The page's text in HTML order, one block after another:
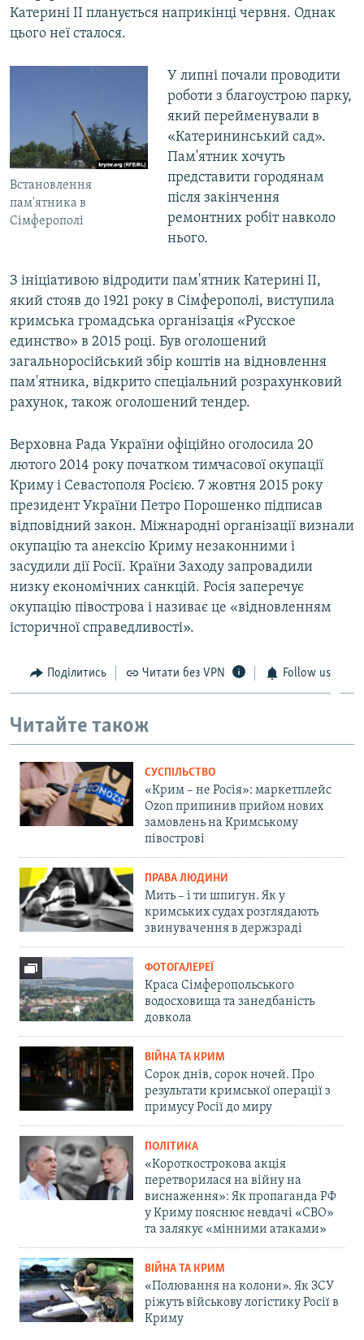
Катерині II планується наприкінці червня. Однак
цього неї сталося.
Встановлення
пам'ятника в
Сімферополі
У липні почали проводити
роботи з благоустрою парку,
який перейменували в
«Катерининський сад».
Пам'ятник хочуть
представити городянам
після закінчення
ремонтних робіт навколо
нього.
З ініціативою відродити пам'ятник Катерині II,
який стояв до 1921 року в Сімферополі, виступила
кримська громадська організація «Русское
единство» в 2015 році. Був оголошений
загальноросійський збір коштів на відновлення
пам'ятника, відкрито спеціальний розрахунковий
рахунок, також оголошений тендер.
Верховна Рада України офіційно оголосила 20
лютого 2014 року початком тимчасової окупації
Криму і Севастополя Росією. 7 жовтня 2015 року
президент України Петро Порошенко підписав
відповідний закон. Міжнародні організації визнали
окупацію та анексію Криму незаконними і
засудили дії Росії. Країни Заходу запровадили
низку економічних санкцій. Росія заперечує
окупацію півострова і називає це «відновленням
історичної справедливості».
Поділитись Читати без VPN Follow us
Читайте також
СУСПІЛЬСТВО
«Крим – не Росія»: маркетплейс
Ozon припинив прийом нових
замовлень на Кримському
півострові
ПРАВА ЛЮДИНИ
Мить – і ти шпигун. Як у
кримських судах розглядають
звинувачення в держзраді
ФОТОГАЛЕРЕЇ
Краса Сімферопольського
водосховища та занедбаність
довкола
ВІЙНА ТА КРИМ
Сорок днів, сорок ночей. Про
результати кримської операції з
примусу Росії до миру
ПОЛІТИКА
«Короткострокова акція
перетворилася на війну на
виснаження»: Як пропаганда РФ
у Криму пояснює невдачі «СВО»
та залякує «мінними атаками»
ВІЙНА ТА КРИМ
«Полювання на колони». Як ЗСУ
ріжуть військову логістику Росії в
Криму